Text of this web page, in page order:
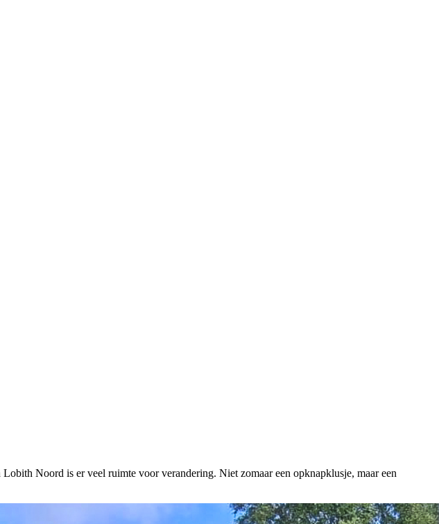
Noord is er veel ruimte voor verandering. Niet zomaar een opknapklusje, maar een